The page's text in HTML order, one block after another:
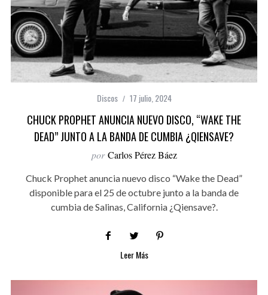
Discos 17 julio, 2024
CHUCK PROPHET ANUNCIA NUEVO DISCO, “WAKE THE
DEAD” JUNTO A LA BANDA DE CUMBIA ¿QIENSAVE?
por Carlos Pérez Báez
Chuck Prophet anuncia nuevo disco “Wake the Dead”
disponible para el 25 de octubre junto a la banda de
cumbia de Salinas, California ¿Qiensave?.
Leer Más